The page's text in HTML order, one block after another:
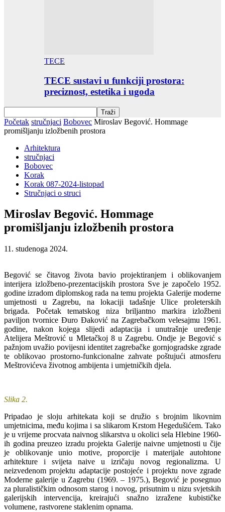
TECE
TECE sustavi u funkciji prostora:
preciznost, estetika i ugoda
Početak stručnjaci Bobovec Miroslav Begović. Hommage
promišljanju izložbenih prostora
Arhitektura
stručnjaci
Bobovec
Korak
Korak 087-2024-listopad
Stručnjaci o struci
Miroslav Begović. Hommage
promišljanju izložbenih prostora
11. studenoga 2024.
Begović se čitavog života bavio projektiranjem i oblikovanjem
interijera izložbeno-prezentacijskih prostora Sve je započelo 1952.
godine izradom diplomskog rada na temu projekta Galerije moderne
umjetnosti u Zagrebu, na lokaciji tadašnje Ulice proleterskih
brigada. Početak tematskog niza briljantno markira izložbeni
paviljon tvornice Đuro Đaković na Zagrebačkom velesajmu 1961.
godine, nakon kojega slijedi adaptacija i unutrašnje uređenje
Atelijera Meštrović u Mletačkoj 8 u Zagrebu. Ondje je Begović s
pažnjom uvažio povijesni identitet zagrebačke gornjogradske zgrade
te oblikovao prostorno-funkcionalne zahvate poštujući atmosferu
Meštrovićeva životnog ambijenta i umjetničkih djela.
Slika 2.
Pripadao je sloju arhitekata koji se družio s brojnim likovnim
umjetnicima, među kojima i sa slikarom Krstom Hegedušićem. Tako
je u vrijeme procvata naivnog slikarstva u okolici sela Hlebine 1960-
ih godina preuzeo izradu projekta Galerije naivne umjetnosti u čije
je oblikovanje unio motive, proporcije i materijale autohtone
arhitekture i svijeta naive u izričaju novog regionalizma. U
neizvedenom projektu adaptacije postojeće i projektu nove zgrade
Moderne galerije u Zagrebu (1969. – 1975.), Begović je posegnuo
za pluralističkim odnosom starog i novog, prisutnim u nizu svjetskih
galerijskih intervencija, kreirajući snažno izražene kubističke
volumene, rastvorene staklenim opnama.